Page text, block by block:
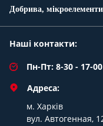
Добрива,
Наші контакти:
Пн-Пт: 8-30 - 17-00
Адреса:
м. Харків
вул. Автогенная,